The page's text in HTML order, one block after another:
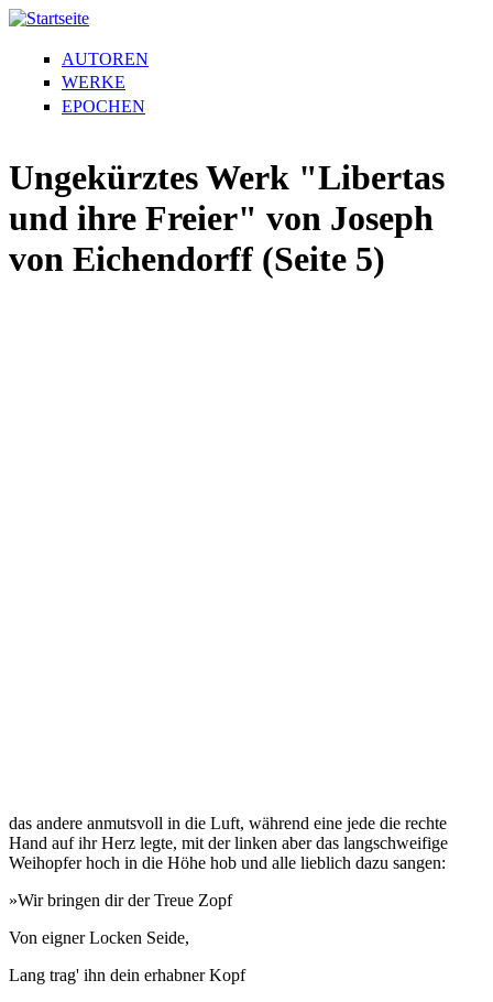
AUTOREN
WERKE
EPOCHEN
Ungekürztes Werk "Libertas
und ihre Freier" von Joseph
von Eichendorff (Seite 5)
das andere anmutsvoll in die Luft, während eine jede die rechte
Hand auf ihr Herz legte, mit der linken aber das langschweifige
Weihopfer hoch in die Höhe hob und alle lieblich dazu sangen:
»Wir bringen dir der Treue Zopf
Von eigner Locken Seide,
Lang trag' ihn dein erhabner Kopf